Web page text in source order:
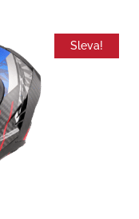
Sleva!